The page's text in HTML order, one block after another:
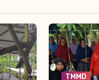
TMMD